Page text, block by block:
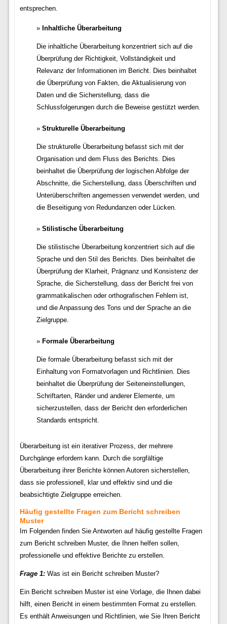
entsprechen.
Inhaltliche Überarbeitung
Die inhaltliche Überarbeitung konzentriert sich auf die
Überprüfung der Richtigkeit, Vollständigkeit und
Relevanz der Informationen im Bericht. Dies beinhaltet
die Überprüfung von Fakten, die Aktualisierung von
Daten und die Sicherstellung, dass die
Schlussfolgerungen durch die Beweise gestützt werden.
Strukturelle Überarbeitung
Die strukturelle Überarbeitung befasst sich mit der
Organisation und dem Fluss des Berichts. Dies
beinhaltet die Überprüfung der logischen Abfolge der
Abschnitte, die Sicherstellung, dass Überschriften und
Unterüberschriften angemessen verwendet werden, und
die Beseitigung von Redundanzen oder Lücken.
Stilistische Überarbeitung
Die stilistische Überarbeitung konzentriert sich auf die
Sprache und den Stil des Berichts. Dies beinhaltet die
Überprüfung der Klarheit, Prägnanz und Konsistenz der
Sprache, die Sicherstellung, dass der Bericht frei von
grammatikalischen oder orthografischen Fehlern ist,
und die Anpassung des Tons und der Sprache an die
Zielgruppe.
Formale Überarbeitung
Die formale Überarbeitung befasst sich mit der
Einhaltung von Formatvorlagen und Richtlinien. Dies
beinhaltet die Überprüfung der Seiteneinstellungen,
Schriftarten, Ränder und anderer Elemente, um
sicherzustellen, dass der Bericht den erforderlichen
Standards entspricht.
Überarbeitung ist ein iterativer Prozess, der mehrere
Durchgänge erfordern kann. Durch die sorgfältige
Überarbeitung ihrer Berichte können Autoren sicherstellen,
dass sie professionell, klar und effektiv sind und die
beabsichtigte Zielgruppe erreichen.
Häufig gestellte Fragen zum Bericht schreiben
Muster
Im Folgenden finden Sie Antworten auf häufig gestellte Fragen
zum Bericht schreiben Muster, die Ihnen helfen sollen,
professionelle und effektive Berichte zu erstellen.
Frage 1:Was ist ein Bericht schreiben Muster?
Ein Bericht schreiben Muster ist eine Vorlage, die Ihnen dabei
hilft, einen Bericht in einem bestimmten Format zu erstellen.
Es enthält Anweisungen und Richtlinien, wie Sie Ihren Bericht